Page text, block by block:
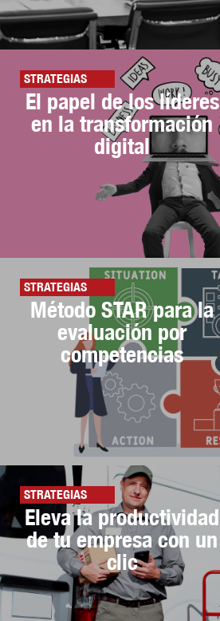
STRATEGIAS
El papel de los líderes
en la transformación
digital
STRATEGIAS
Método STAR para la
evaluación por
competencias
STRATEGIAS
Eleva la productividad
de tu empresa con un
clic